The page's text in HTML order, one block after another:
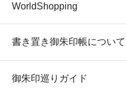
WorldShopping
書き置き御朱印帳について
御朱印巡りガイド